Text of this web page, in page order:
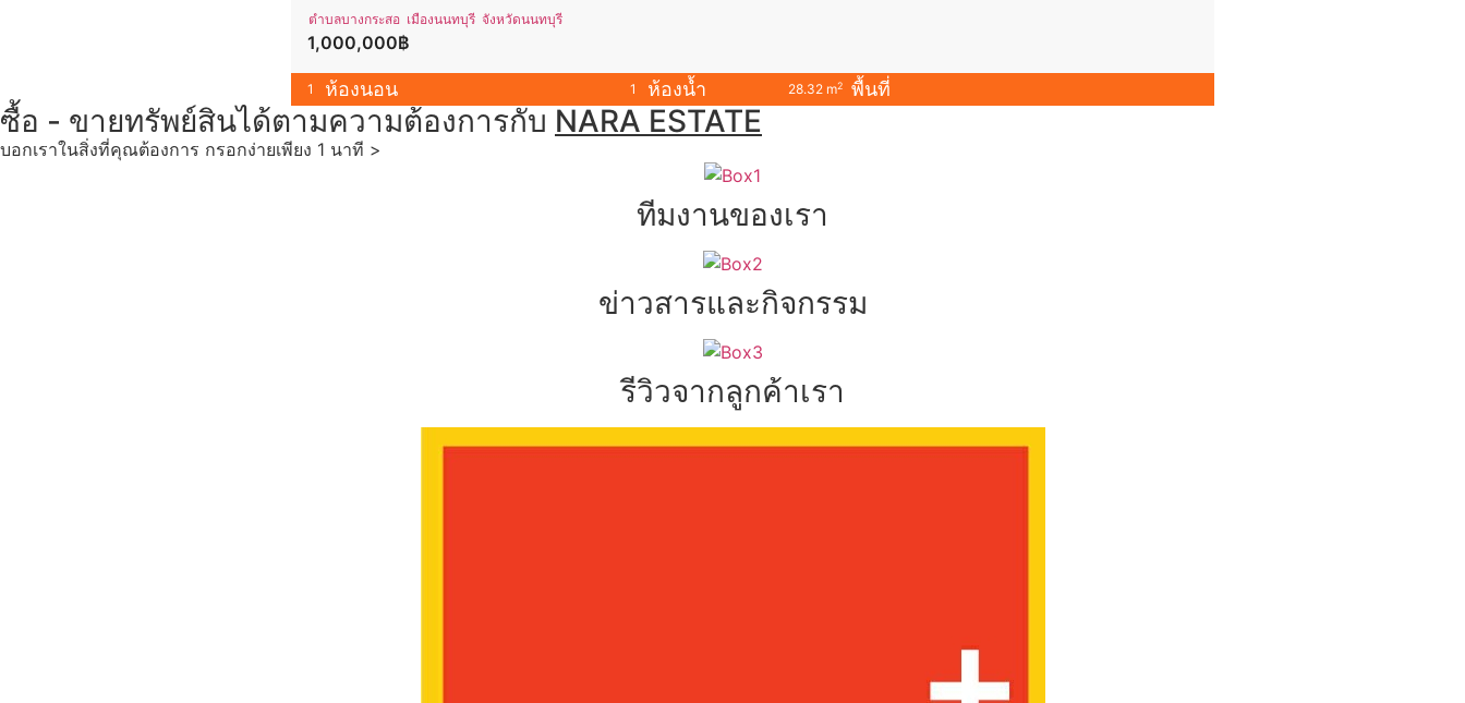
ตำบลบางกระสอ เมืองนนทบุรี จังหวัดนนทบุรี
1,000,000฿
1 ห้องนอน 1 ห้องน้ำ 28.32 m2 พื้นที่
ซื้อ - ขายทรัพย์สินได้ตามความต้องการกับ NARA ESTATE
บอกเราในสิ่งที่คุณต้องการ กรอกง่ายเพียง 1 นาที >
ทีมงานของเรา
ข่าวสารและกิจกรรม
รีวิวจากลูกค้าเรา